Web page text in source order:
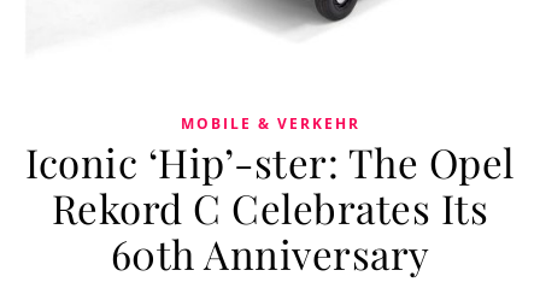
MOBILE & VERKEHR
Iconic ‘Hip’-ster: The Opel
Rekord C Celebrates Its
60th Anniversary